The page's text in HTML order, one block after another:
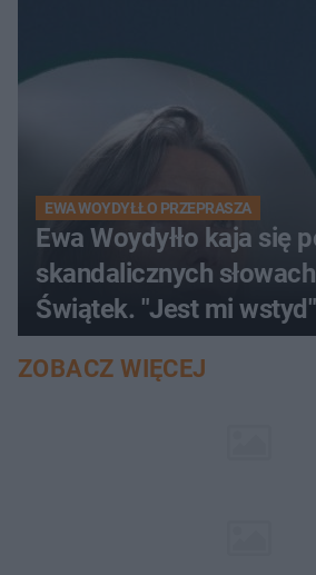
EWA WOYDYŁŁO PRZEPRASZA
Ewa Woydyłło kaja się
skandalicznych
Świątek. "Jest mi wstyd"
ZOBACZ WIĘCEJ